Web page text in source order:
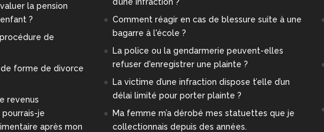
la pension
?
de
forme de divorce
revenus
je
après mon
Comment réagir en cas de blessure suite à une
bagarre à l'école ?
La police ou la gendarmerie peuvent-elles
refuser d'enregistrer une plainte ?
La victime d’une infraction dispose t’elle d’un
délai limité pour porter plainte ?
Ma femme m’a dérobé mes statuettes que je
collectionnais depuis des années.